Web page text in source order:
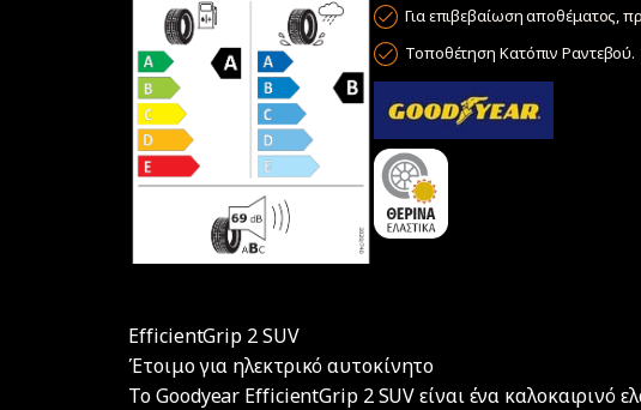
Για επιβεβαίωση αποθέματος,
Τοποθέτηση Κατόπιν Ραντεβού.
EfficientGrip 2 SUV
Έτοιμο για ηλεκτρικό αυτοκίνητο
Το Goodyear EfficientGrip 2 SUV είναι ένα καλοκαιρινό